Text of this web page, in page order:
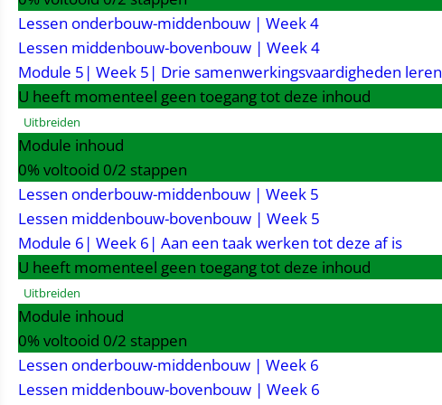
Lessen onderbouw-middenbouw | Week 4
Lessen middenbouw-bovenbouw | Week 4
Module 5| Week 5| Drie samenwerkingsvaardigheden leren
U heeft momenteel geen toegang tot deze inhoud
Uitbreiden
Module inhoud
0% voltooid 0/2 stappen
Lessen onderbouw-middenbouw | Week 5
Lessen middenbouw-bovenbouw | Week 5
Module 6| Week 6| Aan een taak werken tot deze af is
U heeft momenteel geen toegang tot deze inhoud
Uitbreiden
Module inhoud
0% voltooid 0/2 stappen
Lessen onderbouw-middenbouw | Week 6
Lessen middenbouw-bovenbouw | Week 6